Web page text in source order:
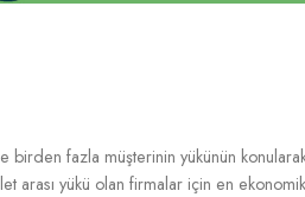
birden fazla müşterinin yükünün
arası yükü olan firmalar için en